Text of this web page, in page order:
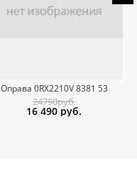
Оправа 0RX2210V 8381 53
24790руб.
16 490 руб.